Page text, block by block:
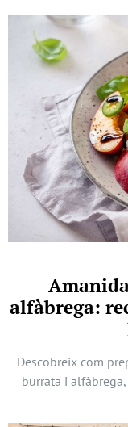
alfàbrega:
Descobreix com
burrata i alfàbrega,